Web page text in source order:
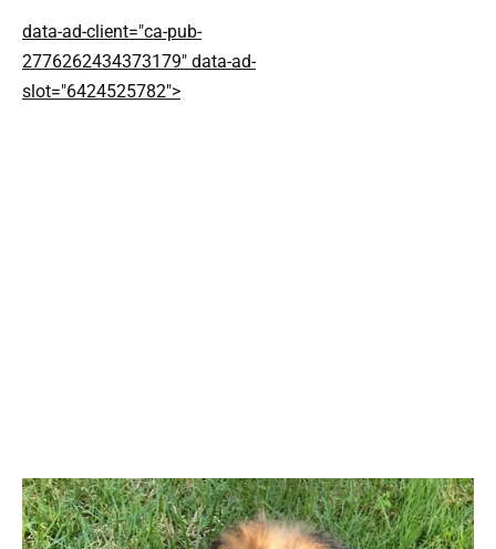
data-ad-client="ca-pub-
2776262434373179" data-ad-
slot="6424525782">